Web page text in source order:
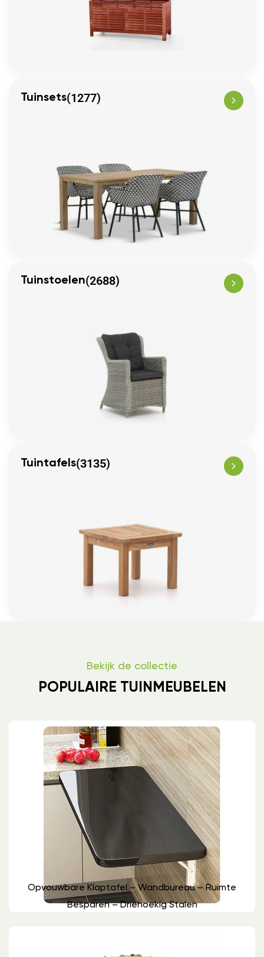
Tuinsets(1277)
Tuinstoelen(2688)
Tuintafels(3135)
Bekijk de collectie
POPULAIRE TUINMEUBELEN
Opvouwbare Klaptafel – Wandbureau – Ruimte
Besparen – Driehoekig Stalen